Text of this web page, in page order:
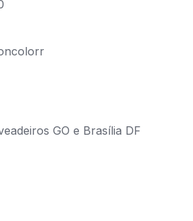
GO e Brasília DF